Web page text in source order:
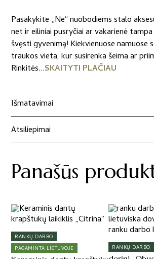
Pasakykite „Ne“ nuobodiems stalo
net ir eiliniai pusryčiai ar vakarienė
švęsti gyvenimą! Kiekvienuose namuose
traukos vieta, kur susirenka šeima ar
Rinkitės...SKAITYTI PLAČIAU
Išmatavimai
Atsiliepimai
Panašūs
RANKŲ DARBO
PAGAMINTA LIETUVOJE
RANKŲ DARBO